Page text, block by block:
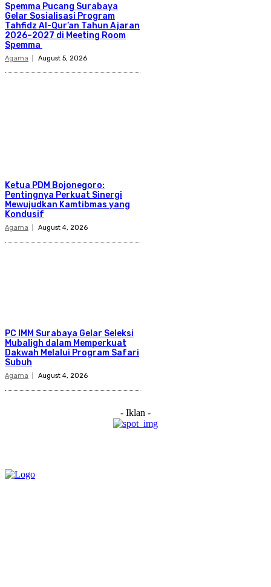
Spemma Pucang Surabaya
Gelar Sosialisasi Program
Tahfidz Al-Qur’an Tahun Ajaran
2026–2027 di Meeting Room
Spemma
Agama August 5, 2026
Ketua PDM Bojonegoro:
Pentingnya Perkuat Sinergi
Mewujudkan Kamtibmas yang
Kondusif
Agama August 4, 2026
PC IMM Surabaya Gelar Seleksi
Mubaligh dalam Memperkuat
Dakwah Melalui Program Safari
Subuh
Agama August 4, 2026
- Iklan -